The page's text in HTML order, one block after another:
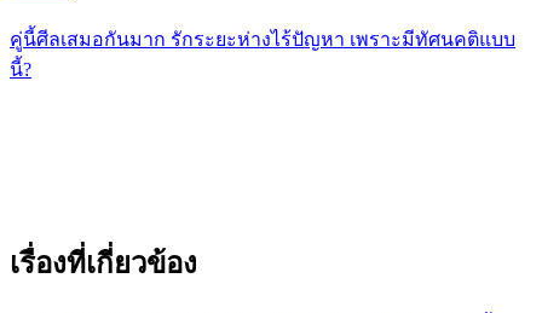
คู่นี้ศีลเสมอกันมาก รักระยะห่างไร้ปัญหา เพราะมีทัศนคติแบบ
นี้?
เรื่องที่เกี่ยวข้อง